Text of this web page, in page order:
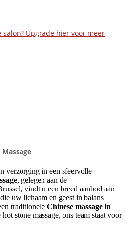
salon? Upgrade hier voor meer
verzorging in een sfeervolle
, gelegen aan de
vindt u een breed aanbod aan
uw lichaam en geest in balans
traditionele Chinese massage in
stone massage, ons team staat voor